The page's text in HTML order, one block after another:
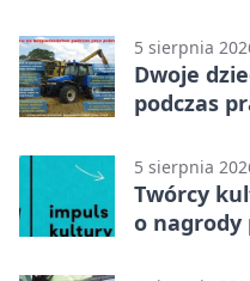
5 sierpnia
Dwoje
podczas
5 sierpnia
Twórcy
o nagrody